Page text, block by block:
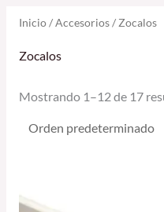
Inicio/Accesorios/ Zocalos
Zocalos
Mostrando 1–12 de 17